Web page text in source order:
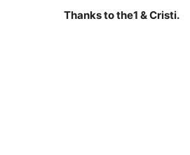
Thanks to the1 & Cristi.